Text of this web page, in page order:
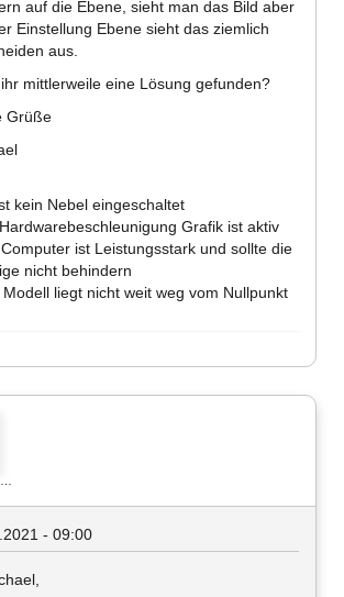
auf die Ebene, sieht man das Bild aber
Einstellung Ebene sieht das ziemlich
aus.
mittlerweile eine Lösung gefunden?
Grüße
kein Nebel eingeschaltet
Grafik ist aktiv
ist Leistungsstark und sollte die
nicht behindern
liegt nicht weit weg vom Nullpunkt
- 09:00